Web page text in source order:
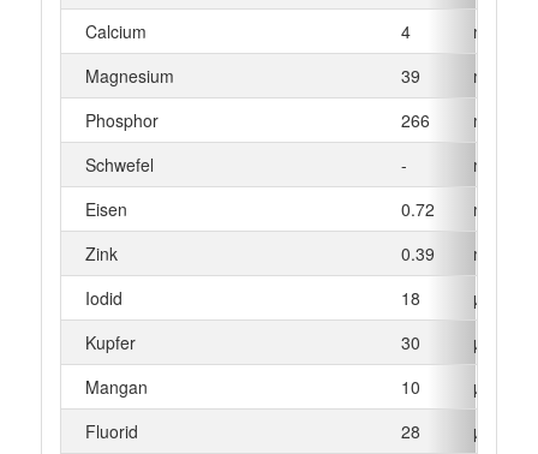
Calcium
4
mg
Magnesium
39
mg
Phosphor
266
mg
Schwefel
-
mg
Eisen
0.72
mg
Zink
0.39
mg
Iodid
18
µg
Kupfer
30
µg
Mangan
10
µg
Fluorid
28 µg